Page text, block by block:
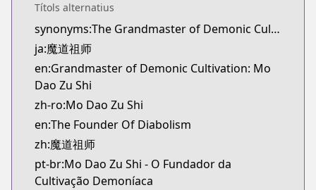
novelUpdates
https://www.novelupdates.com/series/the-
Official English
Official English
https://sevenseasentertainment.com/series/
Títols alternatius
synonyms:The Grandmaster of Demonic Cultivation,The Founder of Diabolism,The Master of Diabolism
ja:魔道祖师
en:Grandmaster of Demonic Cultivation: Mo
Dao Zu Shi
zh-ro:Mo Dao Zu Shi
en:The Founder Of Diabolism
zh:魔道祖师
pt-br:Mo Dao Zu Shi - O Fundador da
Cultivação Demoníaca